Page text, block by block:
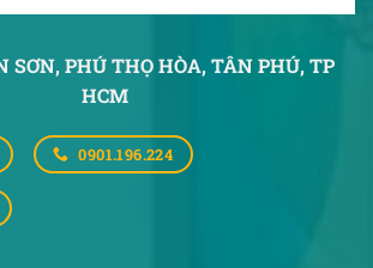
SƠN, PHÚ THỌ HÒA,TÂN PHÚ, TP
HCM
0901.196.224